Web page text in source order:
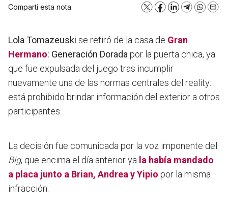
Compartí esta nota: X Facebook
LinkedInTelegram
Lola Tomazeuski se retiró de la casa de Gran
Hermano: Generación Dorada por la puerta chica, ya
que fue expulsada del juego tras incumplir
nuevamente una de las normas centrales del reality:
está prohibido brindar información del exterior a otros
participantes.
La decisión fue comunicada por la voz imponente del
Big, que encima el día anterior ya la había mandado
a placa junto a Brian, Andrea y Yipio por la misma
infracción.